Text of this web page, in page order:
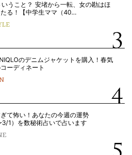
いうこと？ 安堵から一転、女の勘はほ
る！【中学生ママ（40…
のデニムジャケットを購入！春気
ーディネート
て怖い！あなたの今週の運勢
3/1）を数秘術占いで占います